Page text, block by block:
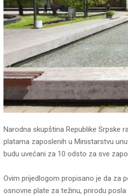
Narodna skupština Republike Srpske
platama zaposlenih u Ministarstvu
budu uvećani za 10 odsto za sve
Ovim prijedlogom propisano je da za
osnovne plate za težinu, prirodu